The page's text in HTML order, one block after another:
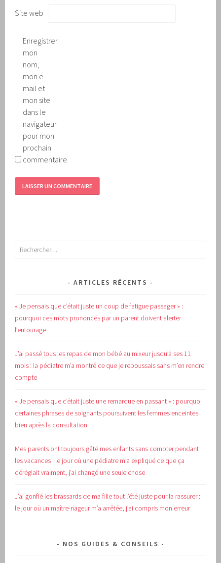
Site web
Enregistrer
mon
nom,
mon e-
mail et
mon site
dans le
navigateur
pour mon
prochain
commentaire.
Rechercher :
ARTICLES RÉCENTS
« Je pensais que c’était juste un coup de fatigue passager » :
pourquoi ces mots prononcés par un parent doivent alerter
l’entourage
J’ai passé tous les repas de mon bébé au mixeur jusqu’à ses 11
mois : la pédiatre m’a montré ce que je repoussais sans m’en rendre
compte
« Je pensais que c’était juste une remarque en passant » : pourquoi
certaines phrases de soignants poursuivent les femmes enceintes
bien après la consultation
Mes parents ont toujours gâté mes enfants sans compter pendant
les vacances : le jour où une pédiatre m’a expliqué ce que ça
déréglait vraiment, j’ai changé une seule chose
J’ai gonflé les brassards de ma fille tout l’été juste pour la rassurer :
le jour où un maître-nageur m’a arrêtée, j’ai compris mon erreur
NOS GUIDES & CONSEILS